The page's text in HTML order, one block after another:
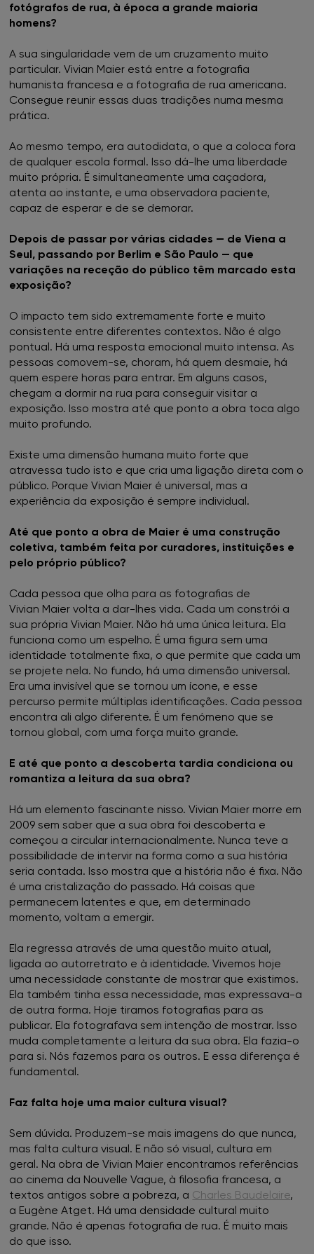
fotógrafos de rua, à época a grande maioria
homens?
A sua singularidade vem de um cruzamento muito
particular. Vivian Maier está entre a fotografia
humanista francesa e a fotografia de rua americana.
Consegue reunir essas duas tradições numa mesma
prática.
Ao mesmo tempo, era autodidata, o que a coloca fora
de qualquer escola formal. Isso dá-lhe uma liberdade
muito própria. É simultaneamente uma caçadora,
atenta ao instante, e uma observadora paciente,
capaz de esperar e de se demorar.
Depois de passar por várias cidades — de Viena a
Seul, passando por Berlim e São Paulo — que
variações na receção do público têm marcado esta
exposição?
O impacto tem sido extremamente forte e muito
consistente entre diferentes contextos. Não é algo
pontual. Há uma resposta emocional muito intensa. As
pessoas comovem-se, choram, há quem desmaie, há
quem espere horas para entrar. Em alguns casos,
chegam a dormir na rua para conseguir visitar a
exposição. Isso mostra até que ponto a obra toca algo
muito profundo.
Existe uma dimensão humana muito forte que
atravessa tudo isto e que cria uma ligação direta com o
público. Porque Vivian Maier é universal, mas a
experiência da exposição é sempre individual.
Até que ponto a obra de Maier é uma construção
coletiva, também feita por curadores, instituições e
pelo próprio público?
Cada pessoa que olha para as fotografias de
Vivian Maier volta a dar-lhes vida. Cada um constrói a
sua própria Vivian Maier. Não há uma única leitura. Ela
funciona como um espelho. É uma figura sem uma
identidade totalmente fixa, o que permite que cada um
se projete nela. No fundo, há uma dimensão universal.
Era uma invisível que se tornou um ícone, e esse
percurso permite múltiplas identificações. Cada pessoa
encontra ali algo diferente. É um fenómeno que se
tornou global, com uma força muito grande.
E até que ponto a descoberta tardia condiciona ou
romantiza a leitura da sua obra?
Há um elemento fascinante nisso. Vivian Maier morre em
2009 sem saber que a sua obra foi descoberta e
começou a circular internacionalmente. Nunca teve a
possibilidade de intervir na forma como a sua história
seria contada. Isso mostra que a história não é fixa. Não
é uma cristalização do passado. Há coisas que
permanecem latentes e que, em determinado
momento, voltam a emergir.
Ela regressa através de uma questão muito atual,
ligada ao autorretrato e à identidade. Vivemos hoje
uma necessidade constante de mostrar que existimos.
Ela também tinha essa necessidade, mas expressava-a
de outra forma. Hoje tiramos fotografias para as
publicar. Ela fotografava sem intenção de mostrar. Isso
muda completamente a leitura da sua obra. Ela fazia-o
para si. Nós fazemos para os outros. E essa diferença é
fundamental.
Faz falta hoje uma maior cultura visual?
Sem dúvida. Produzem-se mais imagens do que nunca,
mas falta cultura visual. E não só visual, cultura em
geral. Na obra de Vivian Maier encontramos referências
ao cinema da Nouvelle Vague, à filosofia francesa, a
textos antigos sobre a pobreza, a Charles Baudelaire,
a Eugène Atget. Há uma densidade cultural muito
grande. Não é apenas fotografia de rua. É muito mais
do que isso.